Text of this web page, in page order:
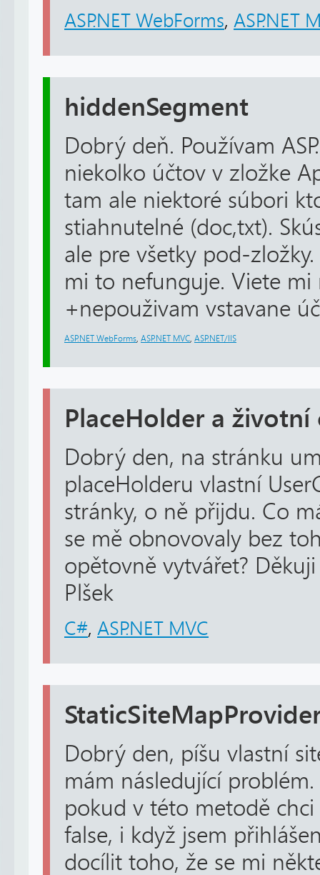
ASP.NET WebForms, ASP.NET
hiddenSegment
Dobrý deň. Používam
niekolko účtov v zložke
tam ale niektoré súbori
stiahnutelné (doc,txt).
ale pre všetky pod-zložky.
mi to nefunguje. Viete
+nepouživam vstavane
ASP.NET WebForms ASP.NET MVC ASP.NET/IIS
PlaceHolder a životní
Dobrý den, na stránku
placeHolderu vlastní
stránky, o ně přijdu. Co
se mě obnovovaly bez
opětovně vytvářet?
Plšek
C#, ASP.NET MVC
Dobrý den, píšu vlastní
mám následující
pokud v této metodě
false, i když jsem
docílit toho, že se mi